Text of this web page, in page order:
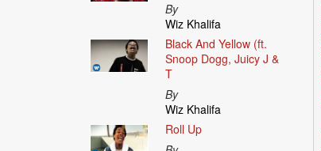
By
Wiz Khalifa
Black And Yellow (ft.
Snoop Dogg, Juicy J &
T
By
Wiz Khalifa
Roll Up